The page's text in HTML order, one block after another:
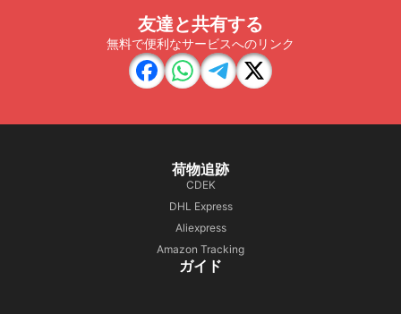
友達と共有する
無料で便利なサービスへのリンク
荷物追跡
CDEK
DHL Express
Aliexpress
Amazon Tracking
ガイド